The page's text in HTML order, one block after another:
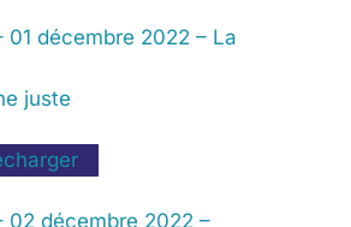
01 décembre 2022 – La
juste
02 décembre 2022 –